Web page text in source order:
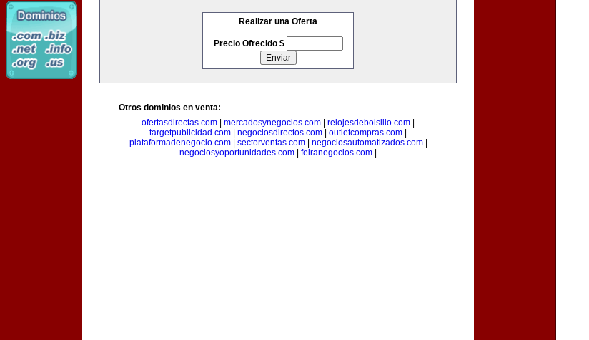
Realizar una Oferta
Precio Ofrecido $
Otros dominios en venta:
ofertasdirectas.com
mercadosynegocios.com relojesdebolsillo.com
targetpublicidad.com
negociosdirectos.com outletcompras.com
plataformadenegocio.com| sectorventas.com| negociosautomatizados.com|
negociosyoportunidades.com
feiranegocios.com